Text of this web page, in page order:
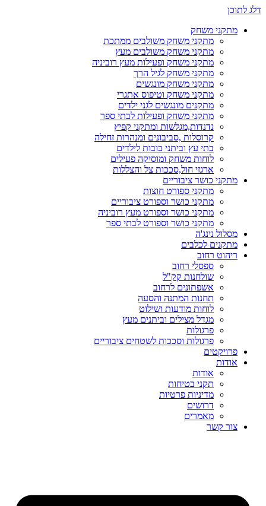
דלג לתוכן
מתקני משחק
מתקני משחק משולבים ממתכת
מתקני משחק משולבים מעץ
מתקני משחק ופעילות מעץ רוביניה
מתקני משחק לגיל הרך
מתקני משחק מונגשים
מתקני משחק וטיפוס אתגרי
מתקנים מונגשים לגני ילדים
מתקני משחק ופעילות לבתי ספר
נדנדות,מגלשות ומתקני קפיץ
קרוסלות ,סביבונים ומנהרות זחילה
בתי עץ וביתני בובות לילדים
לוחות משחק ומוסיקה פעילים
ארגזי חול,סככות צל והצללות
מתקני כושר ציבוריים
מתקני ספורט חוצות
מתקני כושר וספורט ציבוריים
מתקני כושר וספורט מעץ רוביניה
מתקני כושר וספורט לבתי ספר
מסלול נינג'ה
מתקנים לכלבים
ריהוט רחוב
ספסלי רחוב
שולחנות קק"ל
אשפתונים לרחוב
תחנות המתנה והסעה
לוחות מודעות ושילוט
מגדל מצילים וביתנים מעץ
פרגולות
פרגולות וסככות לשטחים ציבוריים
פרויקטים
אודות
אודות
תקני בטיחות
מדיניות פרטיות
דרושים
מאמרים
צור קשר